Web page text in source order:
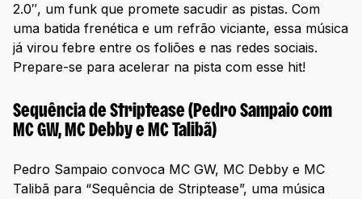
2.0″, um funk que promete sacudir as pistas. Com
uma batida frenética e um refrão viciante, essa música
já virou febre entre os foliões e nas redes sociais.
Prepare-se para acelerar na pista com esse hit!
Sequência de Striptease (Pedro Sampaio com
MC GW, MC Debby e MC Talibã)
Pedro Sampaio convoca MC GW, MC Debby e MC
Talibã para “Sequência de Striptease”, uma música